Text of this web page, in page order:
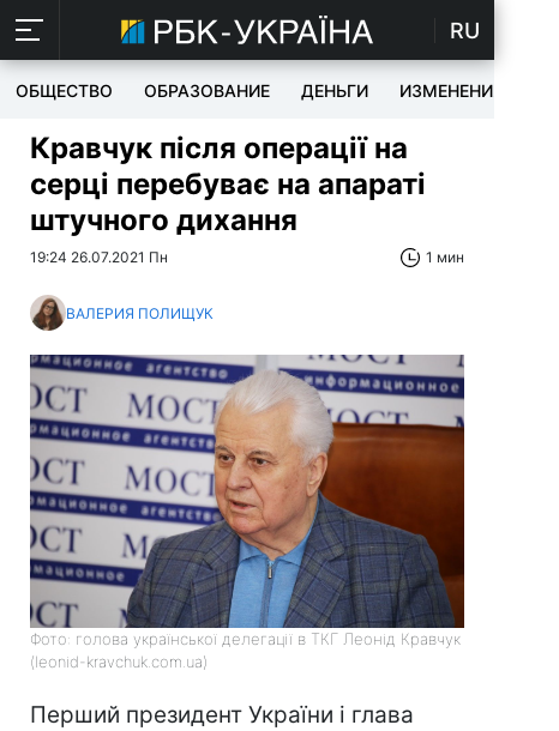
RU
ОБЩЕСТВО ОБРАЗОВАНИЕ ДЕНЬГИ ИЗМЕНЕНИЯ
Кравчук після операції на
серці перебуває на апараті
штучного дихання
19:24 26.07.2021 Пн 1 мин
ВАЛЕРИЯ ПОЛИЩУК
Фото: голова української делегації в ТКГ Леонід Кравчук
(leonid-kravchuk.com.ua)
Перший президент України і глава